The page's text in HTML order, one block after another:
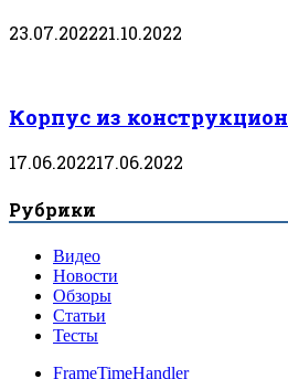
23.07.202221.10.2022
Корпус из
17.06.202217.06.2022
Рубрики
Видео
Новости
Обзоры
Статьи
Тесты
FrameTimeHandler